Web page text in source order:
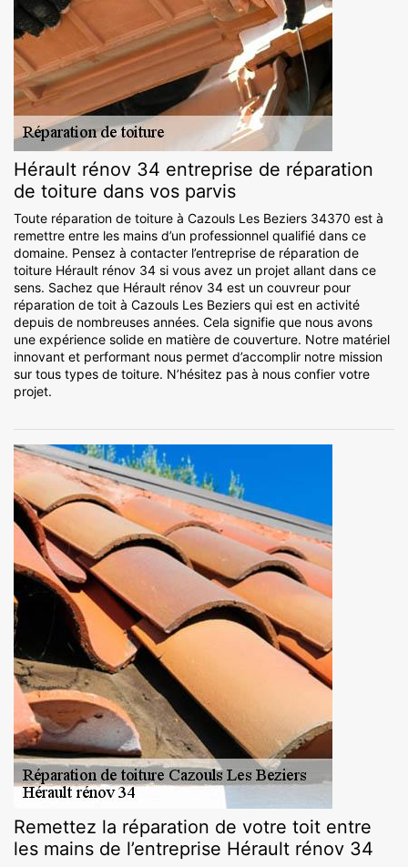
Hérault rénov 34 entreprise de réparation
de toiture dans vos parvis
Toute réparation de toiture à Cazouls Les Beziers 34370 est à
remettre entre les mains d’un professionnel qualifié dans ce
domaine. Pensez à contacter l’entreprise de réparation de
toiture Hérault rénov 34 si vous avez un projet allant dans ce
sens. Sachez que Hérault rénov 34 est un couvreur pour
réparation de toit à Cazouls Les Beziers qui est en activité
depuis de nombreuses années. Cela signifie que nous avons
une expérience solide en matière de couverture. Notre matériel
innovant et performant nous permet d’accomplir notre mission
sur tous types de toiture. N’hésitez pas à nous confier votre
projet.
Remettez la réparation de votre toit entre
les mains de l’entreprise Hérault rénov 34